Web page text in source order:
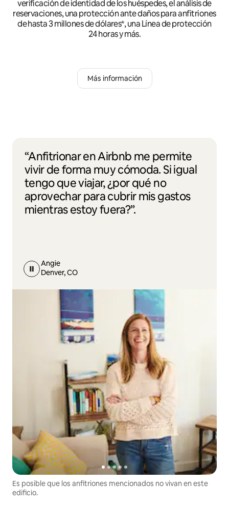
verificación de identidad de los huéspedes, el análisis de
reservaciones, una protección ante daños para anfitriones
de hasta 3 millones de dólares*, una Línea de protección
24 horas y más.
Más información
“Anfitrionar en Airbnb me permite
vivir de forma muy cómoda. Si igual
tengo que viajar, ¿por qué no
aprovechar para cubrir mis gastos
mientras estoy fuera?”.
Angie
Denver, CO
Es posible que los anfitriones mencionados no vivan en este
edificio.